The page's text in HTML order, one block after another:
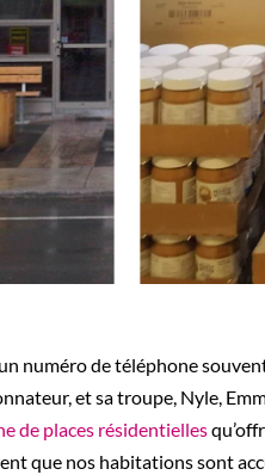
un numéro de téléphone
et sa troupe, Nyle,
de places résidentielles
que nos habitations sont